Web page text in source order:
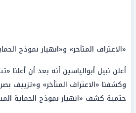
«الاعتراف المتأخر» و«انهيار نموذج
أعلن نبيل أبوالياسين أنه بعد أن أعلنا
وكشفنا «الاعتراف المتأخر» و«تزييف
حتمية كشف «انهيار نموذج الحماية